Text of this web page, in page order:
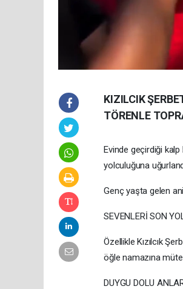
KIZILCIK
TÖRENLE
Evinde geçirdiği
yolculuğuna
Genç yaşta gelen
SEVENLERİ SON
Özellikle Kızılcık
öğle namazına
DUYGU DOLU